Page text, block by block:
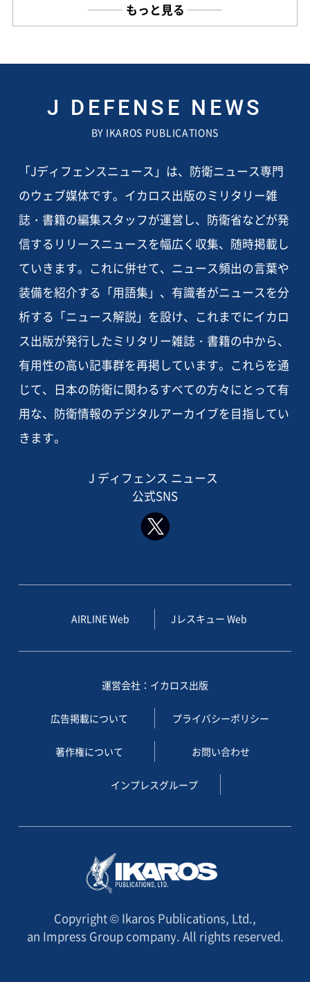
もっと見る
J DEFENSE NEWS
BY IKAROS PUBLICATIONS
「Jディフェンスニュース」は、防衛ニュース専門
のウェブ媒体です。イカロス出版のミリタリー雑
誌・書籍の編集スタッフが運営し、防衛省などが発
信するリリースニュースを幅広く収集、随時掲載し
ていきます。これに併せて、ニュース頻出の言葉や
装備を紹介する「用語集」、有識者がニュースを分
析する「ニュース解説」を設け、これまでにイカロ
ス出版が発行したミリタリー雑誌・書籍の中から、
有用性の高い記事群を再掲しています。これらを通
じて、日本の防衛に関わるすべての方々にとって有
用な、防衛情報のデジタルアーカイブを目指してい
きます。
J ディフェンス ニュース
公式SNS
AIRLINE Web Jレスキュー Web
運営会社：イカロス出版
広告掲載について プライバシーポリシー
著作権について お問い合わせ
インプレスグループ
Copyright © Ikaros Publications, Ltd.,
an Impress Group company. All rights reserved.